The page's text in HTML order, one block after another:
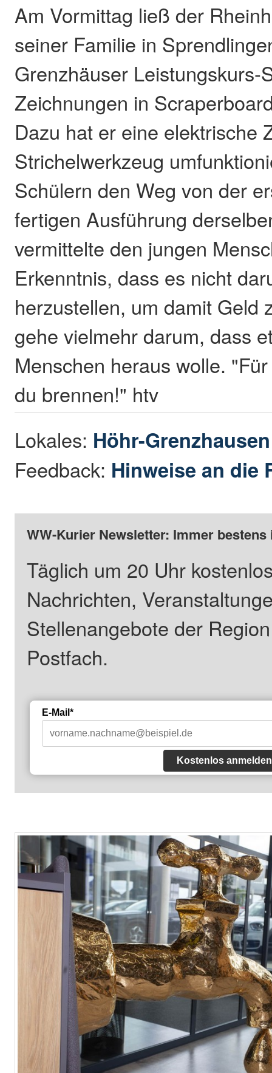
Am Vormittag ließ der
seiner Familie in
Grenzhäuser Leistungskurs-
Zeichnungen in
Dazu hat er eine elektrische
Strichelwerkzeug
Schülern den Weg von der
fertigen Ausführung
vermittelte den jungen
Erkenntnis, dass es nicht
herzustellen, um damit Geld
gehe vielmehr darum, dass
Menschen heraus wolle.
du brennen!" htv
Lokales: Höhr-
Feedback: Hinweise an die
WW-Kurier Newsletter: Immer
Täglich um 20 Uhr
Nachrichten,
Stellenangebote der
Postfach.
E-Mail*
Kostenlos anmelden